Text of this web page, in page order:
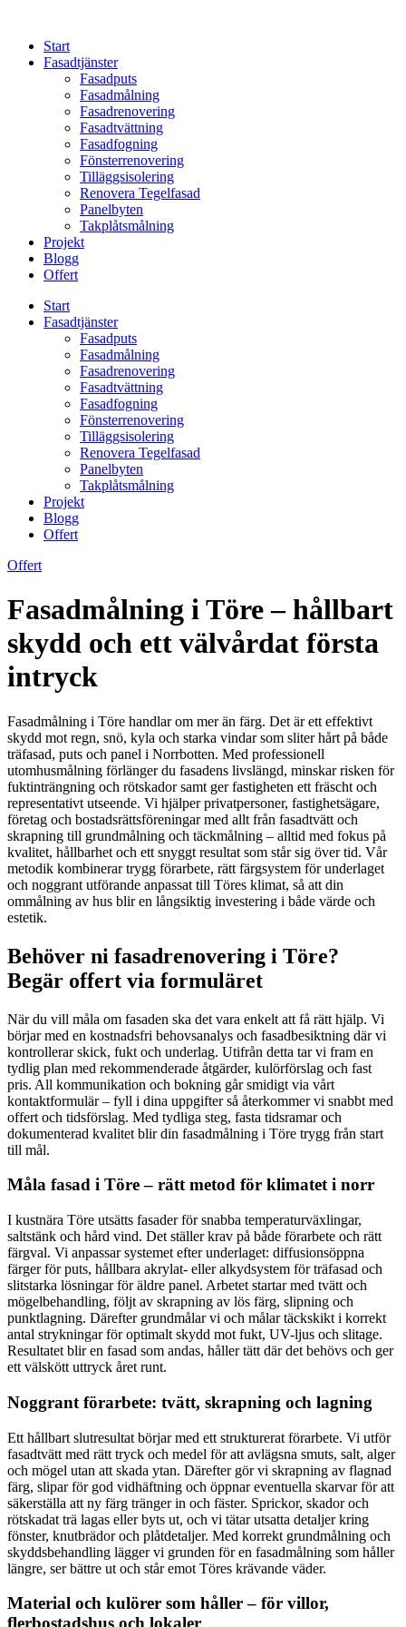
contentStart
Fasadtjänster
Fasadputs
Fasadmålning
Fasadrenovering
Fasadtvättning
Fasadfogning
Fönsterrenovering
Tilläggsisolering
Renovera Tegelfasad
Panelbyten
Takplåtsmålning
Projekt
Blogg
Offert
Start
Fasadtjänster
Fasadputs
Fasadmålning
Fasadrenovering
Fasadtvättning
Fasadfogning
Fönsterrenovering
Tilläggsisolering
Renovera Tegelfasad
Panelbyten
Takplåtsmålning
Projekt
Blogg
Offert
Offert
Fasadmålning i Töre – hållbart
skydd och ett välvårdat första
intryck
Fasadmålning i Töre handlar om mer än färg. Det är ett effektivt
skydd mot regn, snö, kyla och starka vindar som sliter hårt på både
träfasad, puts och panel i Norrbotten. Med professionell
utomhusmålning förlänger du fasadens livslängd, minskar risken för
fuktinträngning och rötskador samt ger fastigheten ett fräscht och
representativt utseende. Vi hjälper privatpersoner, fastighetsägare,
företag och bostadsrättsföreningar med allt från fasadtvätt och
skrapning till grundmålning och täckmålning – alltid med fokus på
kvalitet, hållbarhet och ett snyggt resultat som står sig över tid. Vår
metodik kombinerar trygg förarbete, rätt färgsystem för underlaget
och noggrant utförande anpassat till Töres klimat, så att din
ommålning av hus blir en långsiktig investering i både värde och
estetik.
Behöver ni fasadrenovering i Töre?
Begär offert via formuläret
När du vill måla om fasaden ska det vara enkelt att få rätt hjälp. Vi
börjar med en kostnadsfri behovsanalys och fasadbesiktning där vi
kontrollerar skick, fukt och underlag. Utifrån detta tar vi fram en
tydlig plan med rekommenderade åtgärder, kulörförslag och fast
pris. All kommunikation och bokning går smidigt via vårt
kontaktformulär – fyll i dina uppgifter så återkommer vi snabbt med
offert och tidsförslag. Med tydliga steg, fasta tidsramar och
dokumenterad kvalitet blir din fasadmålning i Töre trygg från start
till mål.
Måla fasad i Töre – rätt metod för klimatet i norr
I kustnära Töre utsätts fasader för snabba temperaturväxlingar,
saltstänk och hård vind. Det ställer krav på både förarbete och rätt
färgval. Vi anpassar systemet efter underlaget: diffusionsöppna
färger för puts, hållbara akrylat- eller alkydsystem för träfasad och
slitstarka lösningar för äldre panel. Arbetet startar med tvätt och
mögelbehandling, följt av skrapning av lös färg, slipning och
punktlagning. Därefter grundmålar vi och målar täckskikt i korrekt
antal strykningar för optimalt skydd mot fukt, UV-ljus och slitage.
Resultatet blir en fasad som andas, håller tätt där det behövs och ger
ett välskött uttryck året runt.
Noggrant förarbete: tvätt, skrapning och lagning
Ett hållbart slutresultat börjar med ett strukturerat förarbete. Vi utför
fasadtvätt med rätt tryck och medel för att avlägsna smuts, salt, alger
och mögel utan att skada ytan. Därefter gör vi skrapning av flagnad
färg, slipar för god vidhäftning och öppnar eventuella skarvar för att
säkerställa att ny färg tränger in och fäster. Sprickor, skador och
rötskadat trä lagas eller byts ut, och vi tätar utsatta detaljer kring
fönster, knutbrädor och plåtdetaljer. Med korrekt grundmålning och
skyddsbehandling lägger vi grunden för en fasadmålning som håller
längre, ser bättre ut och står emot Töres krävande väder.
Material och kulörer som håller – för villor,
flerbostadshus och lokaler